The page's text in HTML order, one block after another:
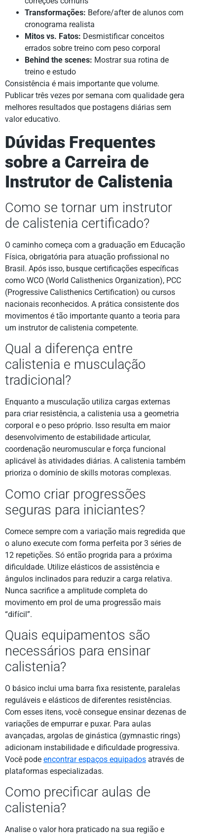
Transformações: Before/after de alunos com
cronograma realista
Mitos vs. Fatos: Desmistificar conceitos
errados sobre treino com peso corporal
Behind the scenes: Mostrar sua rotina de
treino e estudo
Consistência é mais importante que volume.
Publicar três vezes por semana com qualidade gera
melhores resultados que postagens diárias sem
valor educativo.
Dúvidas Frequentes
sobre a Carreira de
Instrutor de Calistenia
Como se tornar um instrutor
de calistenia certificado?
O caminho começa com a graduação em Educação
Física, obrigatória para atuação profissional no
Brasil. Após isso, busque certificações específicas
como WCO (World Calisthenics Organization), PCC
(Progressive Calisthenics Certification) ou cursos
nacionais reconhecidos. A prática consistente dos
movimentos é tão importante quanto a teoria para
um instrutor de calistenia competente.
Qual a diferença entre
calistenia e musculação
tradicional?
Enquanto a musculação utiliza cargas externas
para criar resistência, a calistenia usa a geometria
corporal e o peso próprio. Isso resulta em maior
desenvolvimento de estabilidade articular,
coordenação neuromuscular e força funcional
aplicável às atividades diárias. A calistenia também
prioriza o domínio de skills motoras complexas.
Como criar progressões
seguras para iniciantes?
Comece sempre com a variação mais regredida que
o aluno execute com forma perfeita por 3 séries de
12 repetições. Só então progrida para a próxima
dificuldade. Utilize elásticos de assistência e
ângulos inclinados para reduzir a carga relativa.
Nunca sacrifice a amplitude completa do
movimento em prol de uma progressão mais
“difícil”.
Quais equipamentos são
necessários para ensinar
calistenia?
O básico inclui uma barra fixa resistente, paralelas
reguláveis e elásticos de diferentes resistências.
Com esses itens, você consegue ensinar dezenas de
variações de empurrar e puxar. Para aulas
avançadas, argolas de ginástica (gymnastic rings)
adicionam instabilidade e dificuldade progressiva.
Você pode encontrar espaços equipados através de
plataformas especializadas.
Como precificar aulas de
calistenia?
Analise o valor hora praticado na sua região e